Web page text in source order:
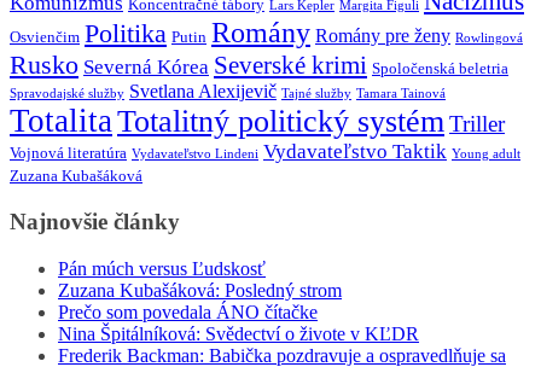
Koncentračné tábory Lars Kepler Margita Figuli
Osvienčim Politika Putin Romány Romány pre ženy Rowlingová
Rusko Severná Kórea Severské krimi Spoločenská beletria
Spravodajské služby Svetlana Alexijevič Tajné služby Tamara Tainová
TotalitaTotalitný politický systémTriller
Vojnová literatúra Vydavateľstvo Lindeni Vydavateľstvo Taktik Young adult
Zuzana Kubašáková
Najnovšie články
Pán múch versus Ľudskosť
Zuzana Kubašáková: Posledný strom
Prečo som povedala ÁNO čítačke
Nina Špitálníková: Svědectví o živote v KĽDR
Frederik Backman: Babička pozdravuje a ospravedlňuje sa